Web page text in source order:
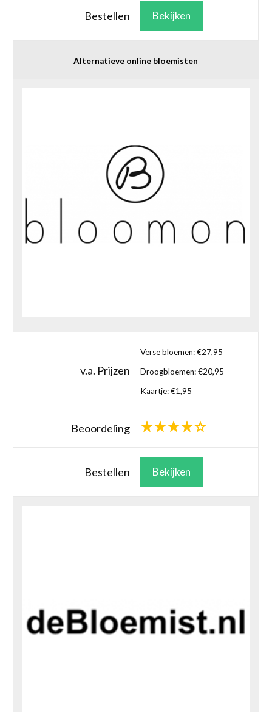
Bestellen Bekijken
Alternatieve online bloemisten
v.a. Prijzen
Verse bloemen: €27,95
Droogbloemen: €20,95
Kaartje: €1,95
Beoordeling
Bestellen Bekijken